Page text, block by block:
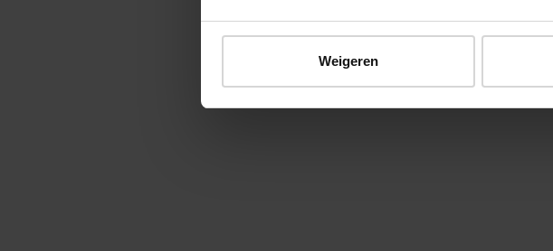
Weigeren
© 2026 Stichting Forten Nederland Doneer nu